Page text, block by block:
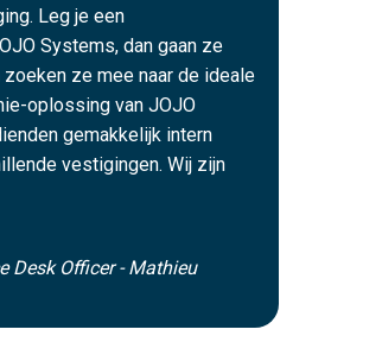
Leg je een
Systems, dan gaan ze
ze mee naar de ideale
oplossing van JOJO
gemakkelijk intern
vestigingen. Wij zijn
Desk Officer - Mathieu